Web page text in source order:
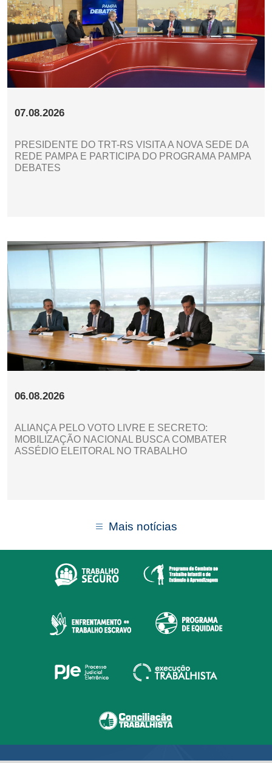
07.08.2026
PRESIDENTE DO TRT-RS VISITA A NOVA SEDE DA
REDE PAMPA E PARTICIPA DO PROGRAMA PAMPA
DEBATES
06.08.2026
ALIANÇA PELO VOTO LIVRE E SECRETO:
MOBILIZAÇÃO NACIONAL BUSCA COMBATER
ASSÉDIO ELEITORAL NO TRABALHO
Mais notícias